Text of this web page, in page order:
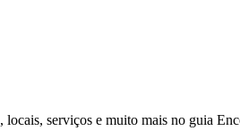
serviços e muito mais no guia